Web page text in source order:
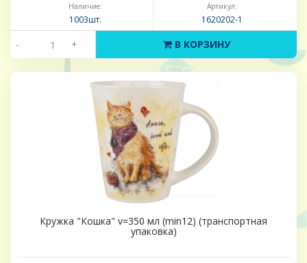
Наличие:
1003шт.
Артикул:
1620202-1
- + В КОРЗИНУ
Кружка "Кошка" v=350 мл (min12) (транспортная
упаковка)